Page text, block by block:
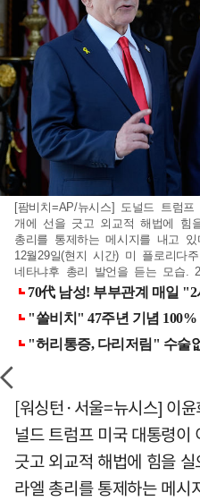
[팜비치=AP/뉴시스] 도널드 트럼
개에 선을 긋고 외교적 해법에 힘
총리를 통제하는 메시지를 내고
12월29일(현지 시간) 미 플로리다
네타냐후 총리 발언을 듣는 모습.
[워싱턴·서울=뉴시스] 이
널드 트럼프 미국 대통령
긋고 외교적 해법에 힘을
라엘 총리를 통제하는 메시